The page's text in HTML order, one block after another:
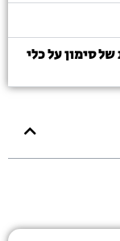
סימון על כלי